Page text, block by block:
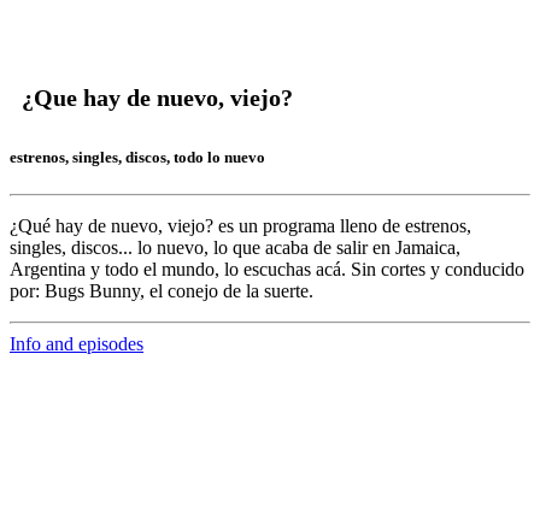
¿Que hay de nuevo, viejo?
estrenos, singles, discos, todo lo nuevo
¿Qué hay de nuevo, viejo? es un programa lleno de estrenos,
singles, discos... lo nuevo, lo que acaba de salir en Jamaica,
Argentina y todo el mundo, lo escuchas acá. Sin cortes y conducido
por: Bugs Bunny, el conejo de la suerte.
Info and episodes